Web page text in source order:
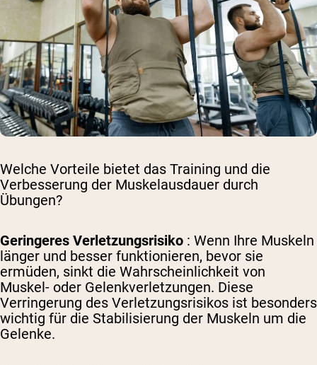
Welche Vorteile bietet das Training und die
Verbesserung der Muskelausdauer durch
Übungen?
Geringeres Verletzungsrisiko : Wenn Ihre Muskeln
länger und besser funktionieren, bevor sie
ermüden, sinkt die Wahrscheinlichkeit von
Muskel- oder Gelenkverletzungen. Diese
Verringerung des Verletzungsrisikos ist besonders
wichtig für die Stabilisierung der Muskeln um die
Gelenke.